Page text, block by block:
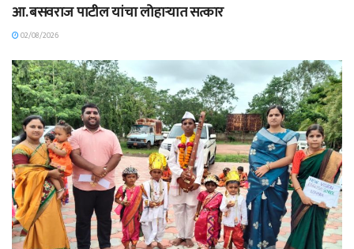
आ. बसवराज पाटील यांचा लोहाऱ्यात सत्कार
02/08/2026